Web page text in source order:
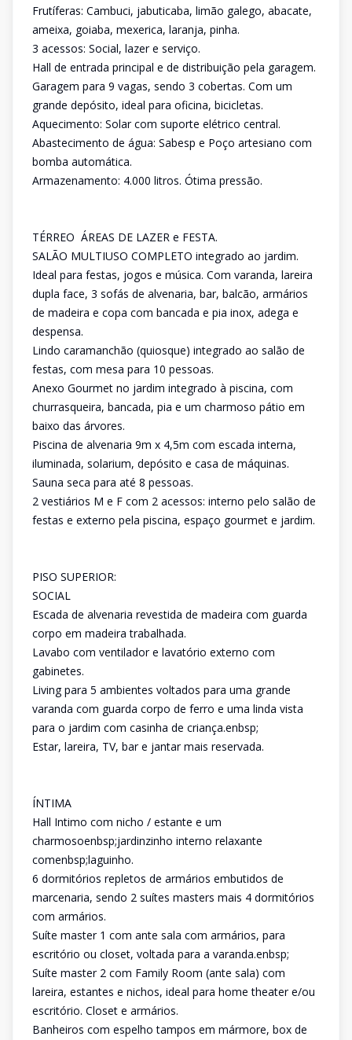
Frutíferas: Cambuci, jabuticaba, limão galego, abacate,
ameixa, goiaba, mexerica, laranja, pinha.
3 acessos: Social, lazer e serviço.
Hall de entrada principal e de distribuição pela garagem.
Garagem para 9 vagas, sendo 3 cobertas. Com um
grande depósito, ideal para oficina, bicicletas.
Aquecimento: Solar com suporte elétrico central.
Abastecimento de água: Sabesp e Poço artesiano com
bomba automática.
Armazenamento: 4.000 litros. Ótima pressão.
TÉRREO  ÁREAS DE LAZER e FESTA.
SALÃO MULTIUSO COMPLETO integrado ao jardim.
Ideal para festas, jogos e música. Com varanda, lareira
dupla face, 3 sofás de alvenaria, bar, balcão, armários
de madeira e copa com bancada e pia inox, adega e
despensa.
Lindo caramanchão (quiosque) integrado ao salão de
festas, com mesa para 10 pessoas.
Anexo Gourmet no jardim integrado à piscina, com
churrasqueira, bancada, pia e um charmoso pátio em
baixo das árvores.
Piscina de alvenaria 9m x 4,5m com escada interna,
iluminada, solarium, depósito e casa de máquinas.
Sauna seca para até 8 pessoas.
2 vestiários M e F com 2 acessos: interno pelo salão de
festas e externo pela piscina, espaço gourmet e jardim.
PISO SUPERIOR:
SOCIAL
Escada de alvenaria revestida de madeira com guarda
corpo em madeira trabalhada.
Lavabo com ventilador e lavatório externo com
gabinetes.
Living para 5 ambientes voltados para uma grande
varanda com guarda corpo de ferro e uma linda vista
para o jardim com casinha de criança.enbsp;
Estar, lareira, TV, bar e jantar mais reservada.
ÍNTIMA
Hall Intimo com nicho / estante e um
charmosoenbsp;jardinzinho interno relaxante
comenbsp;laguinho.
6 dormitórios repletos de armários embutidos de
marcenaria, sendo 2 suítes masters mais 4 dormitórios
com armários.
Suíte master 1 com ante sala com armários, para
escritório ou closet, voltada para a varanda.enbsp;
Suíte master 2 com Family Room (ante sala) com
lareira, estantes e nichos, ideal para home theater e/ou
escritório. Closet e armários.
Banheiros com espelho tampos em mármore, box de